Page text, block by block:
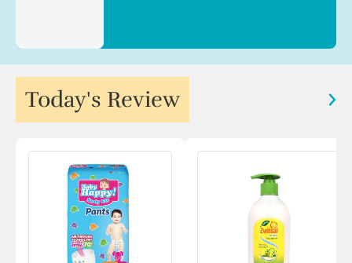
Today's Review